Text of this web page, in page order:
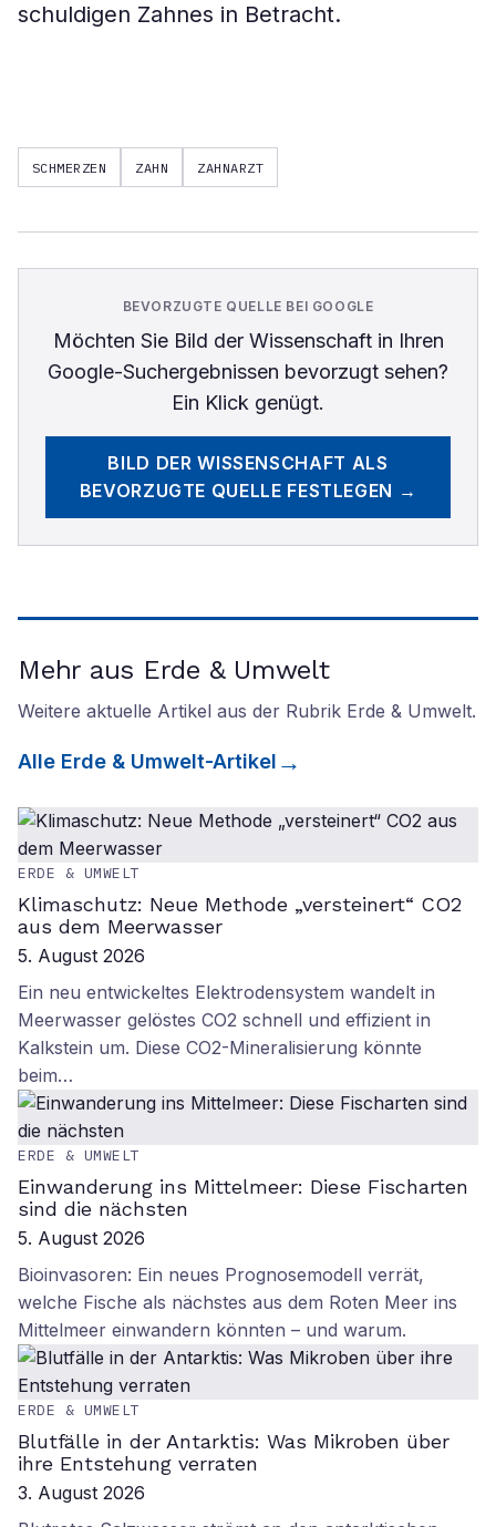
schuldigen Zahnes in Betracht.
SCHMERZEN ZAHN ZAHNARZT
BEVORZUGTE QUELLE BEI GOOGLE
Möchten Sie Bild der Wissenschaftin Ihren
Google-Suchergebnissen bevorzugt sehen?
Ein Klick genügt.
BILD DER WISSENSCHAFT ALS
BEVORZUGTE QUELLE FESTLEGEN →
Mehr aus Erde & Umwelt
Weitere aktuelle Artikel aus der Rubrik Erde & Umwelt.
Alle Erde & Umwelt-Artikel
ERDE & UMWELT
Klimaschutz: Neue Methode „versteinert“ CO2
aus dem Meerwasser
5. August 2026
Ein neu entwickeltes Elektrodensystem wandelt in
Meerwasser gelöstes CO2 schnell und effizient in
Kalkstein um. Diese CO2-Mineralisierung könnte
beim…
ERDE & UMWELT
Einwanderung ins Mittelmeer: Diese Fischarten
sind die nächsten
5. August 2026
Bioinvasoren: Ein neues Prognosemodell verrät,
welche Fische als nächstes aus dem Roten Meer ins
Mittelmeer einwandern könnten – und warum.
ERDE & UMWELT
Blutfälle in der Antarktis: Was Mikroben über
ihre Entstehung verraten
3. August 2026